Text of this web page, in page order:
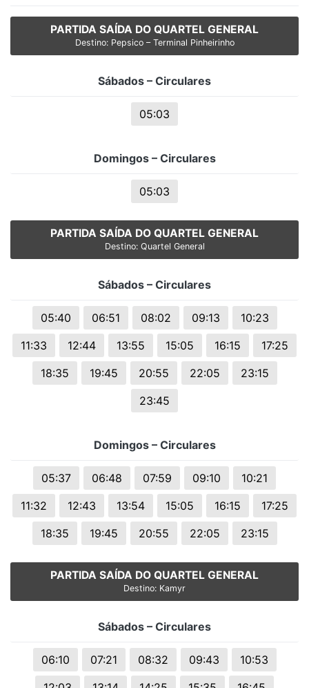
PARTIDA SAÍDA DO QUARTEL GENERAL
Destino: Pepsico – Terminal Pinheirinho
Sábados – Circulares
05:03
Domingos – Circulares
05:03
PARTIDA SAÍDA DO QUARTEL GENERAL
Destino: Quartel General
Sábados – Circulares
05:40 06:51 08:02 09:13
10:23
11:33
12:44 13:55 15:05 16:15
17:25
18:35
19:45 20:55 22:05
23:15
23:45
Domingos – Circulares
05:37 06:48 07:59 09:10
10:21
11:32
12:43 13:54 15:05 16:15
17:25
18:35
19:45 20:55 22:05 23:15
PARTIDA SAÍDA DO QUARTEL GENERAL
Destino: Kamyr
Sábados – Circulares
06:10 07:21 08:32 09:43
10:53